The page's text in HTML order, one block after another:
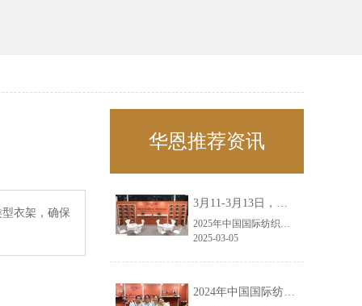
衣架，确保
华恩推荐资讯
3月11-3月13日，华恩诚邀您共赴上海面辅料春夏展——华恩
2025年中国国际纺织面料及辅料（春夏）博览会即将盛大开启！感谢您对华恩品牌的关注！3.11-3.13，杭州华恩（LEMONLEE）诚邀您共赴这场春日的宴会！
2025-03-05
2024年中国国际纺织面料及辅料（秋冬）博览会完美收官！——华恩